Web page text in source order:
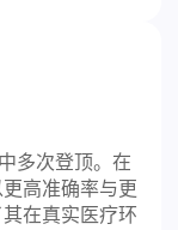
多次登顶。在
高准确率与更
在真实医疗环